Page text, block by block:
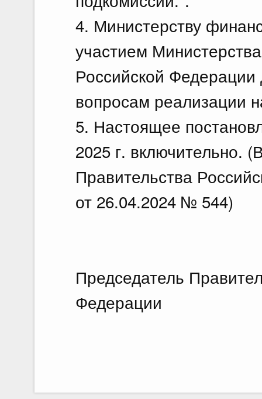
4. Министерству
участием
Российской Федерации
вопросам реализации
5. Настоящее
2025 г. включительно.
Правительства
от 26.04.2024 № 544)
Председатель
Федерации